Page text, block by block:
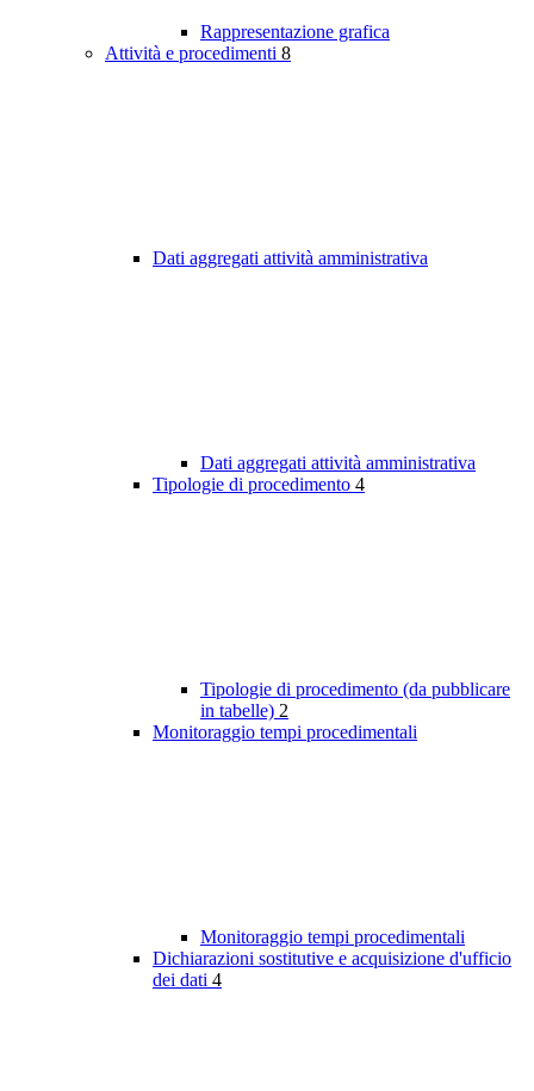
Rappresentazione grafica
Attività e procedimenti 8
Dati aggregati attività amministrativa
Dati aggregati attività amministrativa
Tipologie di procedimento 4
Tipologie di procedimento (da pubblicare
in tabelle) 2
Monitoraggio tempi procedimentali
Monitoraggio tempi procedimentali
Dichiarazioni sostitutive e acquisizione d'ufficio
dei dati 4